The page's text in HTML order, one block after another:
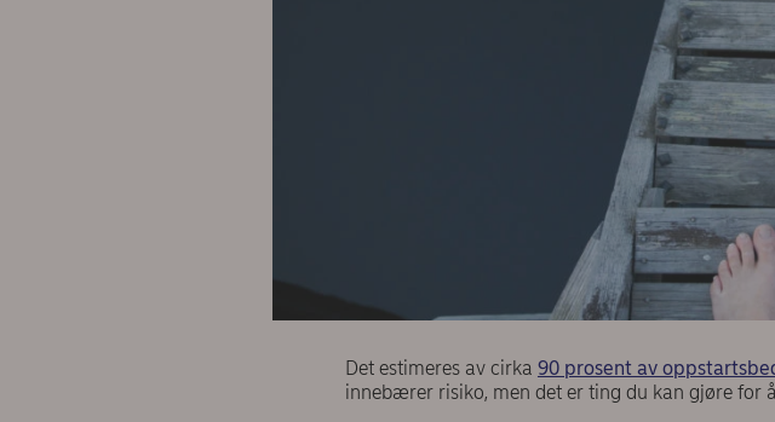
Det estimeres av cirka 90 prosent av
innebærer risiko, men det er ting du kan gjøre for